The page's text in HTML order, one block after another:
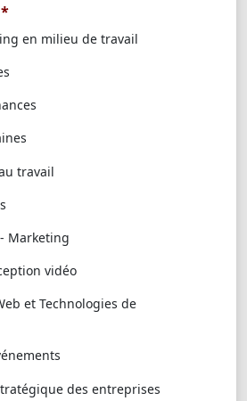
*
en milieu de travail
travail
Marketing
vidéo
et Technologies de
des entreprises